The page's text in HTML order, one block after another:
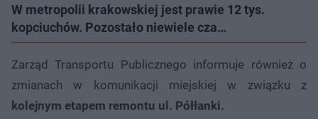
W metropolii krakowskiej jest prawie 12 tys.
kopciuchów. Pozostało niewiele cza…
Zarząd Transportu Publicznego informuje również o
zmianach w komunikacji miejskiej w związku z
kolejnym etapem remontu ul. Półłanki.